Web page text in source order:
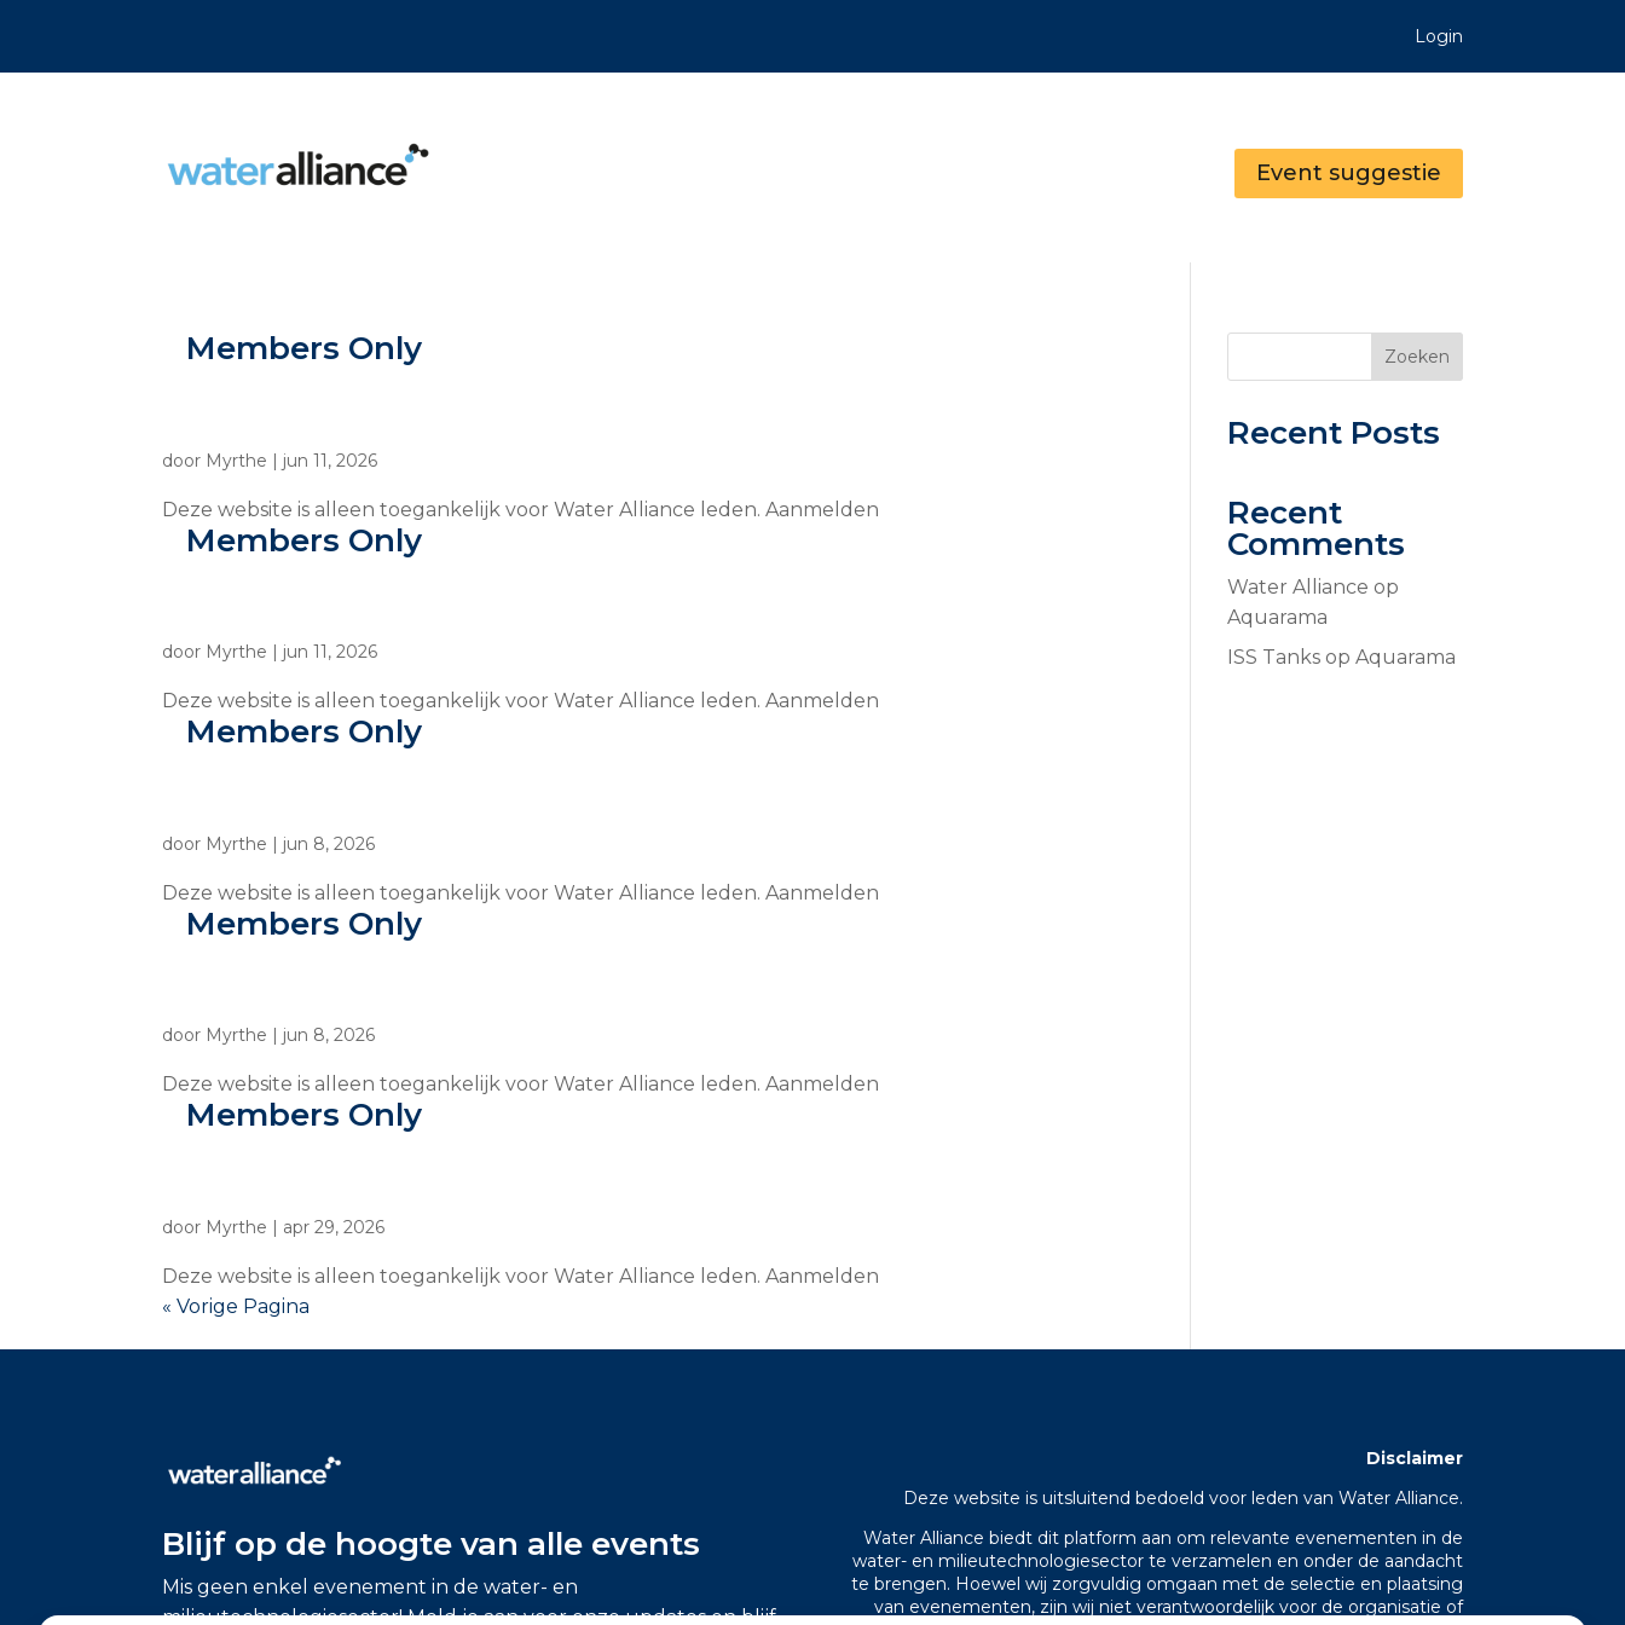
Login
Event suggestie
Members Only
door Myrthe | jun 11, 2026
Deze website is alleen toegankelijk voor Water Alliance leden. Aanmelden
Members Only
door Myrthe | jun 11, 2026
Deze website is alleen toegankelijk voor Water Alliance leden. Aanmelden
Members Only
door Myrthe | jun 8, 2026
Deze website is alleen toegankelijk voor Water Alliance leden. Aanmelden
Members Only
door Myrthe jun 8, 2026
Deze website is alleen toegankelijk voor Water Alliance leden. Aanmelden
Members Only
door Myrthe | apr 29, 2026
Deze website is alleen toegankelijk voor Water Alliance leden. Aanmelden
« Vorige Pagina
Zoeken
Recent Posts
Recent
Comments
Water Alliance op
Aquarama
ISS Tanks opAquarama
Blijf op de hoogte van alle events
Mis geen enkel evenement in de water- en
milieutechnologiesector! Meld je aan voor onze updates en blijf
Disclaimer
Deze website is uitsluitend bedoeld voor leden van Water Alliance.
Water Alliance biedt dit platform aan om relevante evenementen in de
water- en milieutechnologiesector te verzamelen en onder de aandacht
te brengen. Hoewel wij zorgvuldig omgaan met de selectie en plaatsing
van evenementen, zijn wij niet verantwoordelijk voor de organisatie of